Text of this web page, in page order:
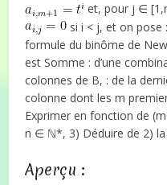
et, pour j ∈
si i < j, et on pose
formule du binôme de
est Somme : d’une
colonnes de B, : de la
colonne dont les m
Exprimer en fonction de
n ∈ ℕ*, 3) Déduire de 2) la
Aperçu :